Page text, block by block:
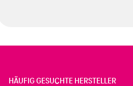
HÄUFIG GESUCHTE HERSTELLER